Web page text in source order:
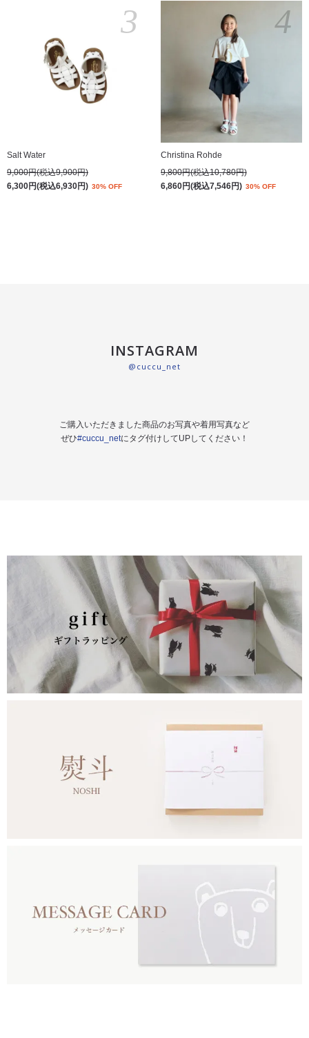
Salt Water
9,000円(税込9,900円)
6,300円(税込6,930円) 30% OFF
3
Christina Rohde
9,800円(税込10,780円)
6,860円(税込7,546円) 30% OFF
4
INSTAGRAM
@cuccu_net
ご購入いただきました商品のお写真や着用写真など
ぜひ#cuccu_netにタグ付けしてUPしてください！